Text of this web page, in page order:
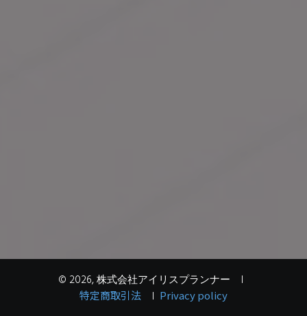
© 2026,株式会社アイリスプランナー I
特定商取引法 I Privacy policy